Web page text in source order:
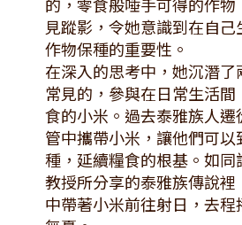
的，零食般唾手可得的作物
見蹤影，令她意識到在自
作物保種的重要性。
在深入的思考中，她沉潛
常見的，參與在日常生活間
食的小米。過去泰雅族人遷
管中攜帶小米，讓他們可以
種，延續糧食的根基。如
教授所分享的泰雅族傳說裡
中帶著小米前往射日，去程